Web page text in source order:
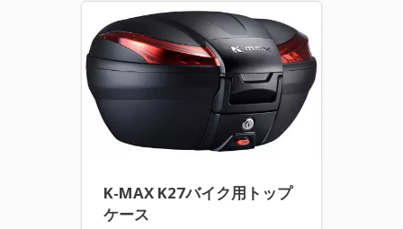
K-MAX K27バイク用トップ
ケース